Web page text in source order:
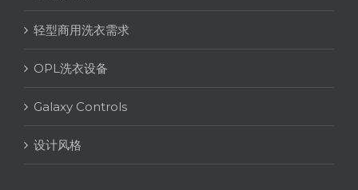
轻型商用洗衣需求
OPL洗衣设备
Galaxy Controls
设计风格